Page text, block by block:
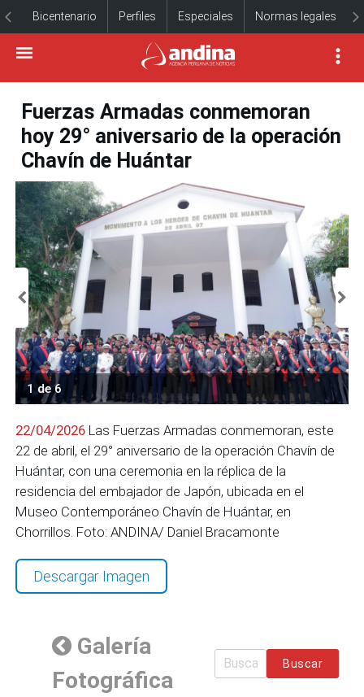
Bicentenario Perfiles Especiales Normas legales
Fuerzas Armadas conmemoran
hoy 29° aniversario de la operación
Chavín de Huántar
1 de 6
22/04/2026 Las Fuerzas Armadas conmemoran, este
22 de abril, el 29° aniversario de la operación Chavín de
Huántar, con una ceremonia en la réplica de la
residencia del embajador de Japón, ubicada en el
Museo Contemporáneo Chavín de Huántar, en
Chorrillos. Foto: ANDINA/ Daniel Bracamonte
Descargar Imagen
Galería
Fotográfica
Buscar